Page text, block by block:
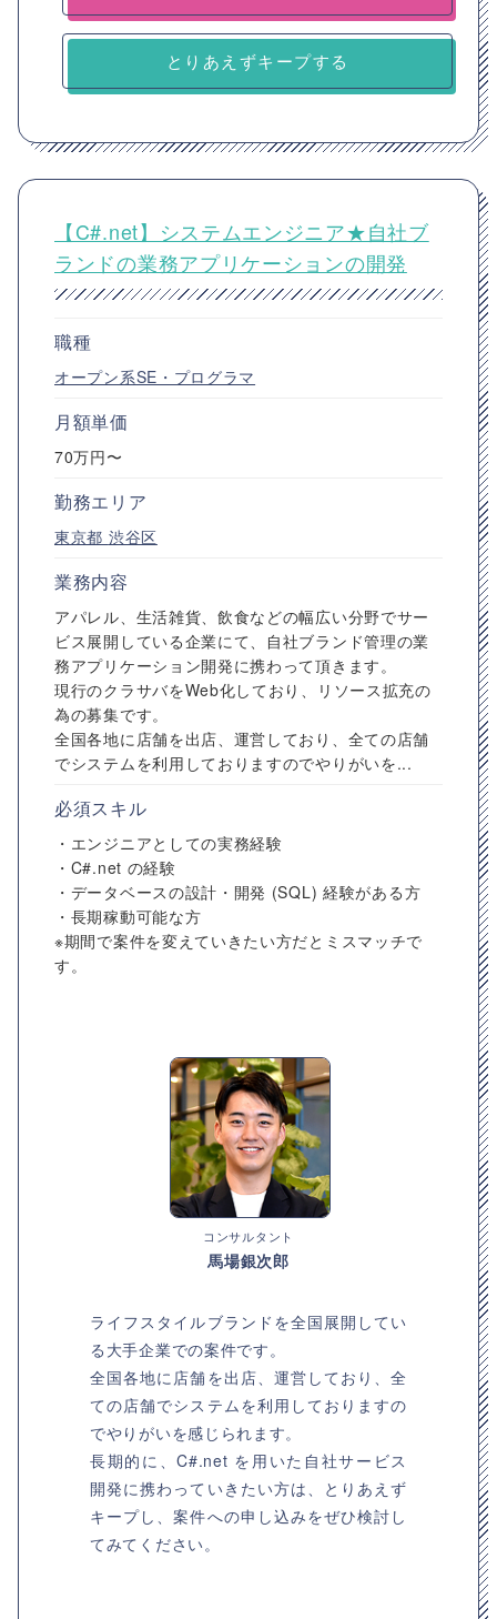
とりあえずキープする
【C#.net】システムエンジニア★自社ブ
ランドの業務アプリケーションの開発
職種
オープン系SE・プログラマ
月額単価
70万円〜
勤務エリア
東京都 渋谷区
業務内容
アパレル、生活雑貨、飲食などの幅広い分野でサー
ビス展開している企業にて、自社ブランド管理の業
務アプリケーション開発に携わって頂きます。
現行のクラサバをWeb化しており、リソース拡充の
為の募集です。
全国各地に店舗を出店、運営しており、全ての店舗
でシステムを利用しておりますのでやりがいを...
必須スキル
・エンジニアとしての実務経験
・C#.net の経験
・データベースの設計・開発 (SQL) 経験がある方
・長期稼動可能な方
※期間で案件を変えていきたい方だとミスマッチで
す。
コンサルタント
馬場銀次郎
ライフスタイルブランドを全国展開してい
る大手企業での案件です。
全国各地に店舗を出店、運営しており、全
ての店舗でシステムを利用しておりますの
でやりがいを感じられます。
長期的に、C#.net を用いた自社サービス
開発に携わっていきたい方は、とりあえず
キープし、案件への申し込みをぜひ検討し
てみてください。